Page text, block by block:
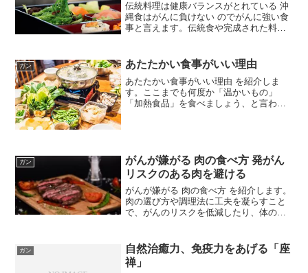
伝統料理は健康バランスがとれている 沖
縄食はがんに負けない のでがんに強い食
事と言えます。伝統食や完成された料理
限の栄養バランスを考えて作られている
わけです。だから、日本...
ガン あたたかい食事がいい理由
あたたかい食事がいい理由 を紹介しま
す。ここまでも何度か「温かいもの」
「加熱食品」を食べましょう、と言われ
ガン
がんが嫌がる 肉の食べ方 発がん
リスクのある肉を避ける
がんが嫌がる 肉の食べ方 を紹介します。
肉の選び方や調理法に工夫を凝らすこと
で、がんのリスクを低減したり、体の負
とても重要です。中高年になったら肉だ
けではなく、魚もある...
ガン
自然治癒力、免疫力をあげる「座
禅」